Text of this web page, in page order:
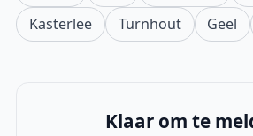
Kasterlee
Turnhout Geel
Klaar om te